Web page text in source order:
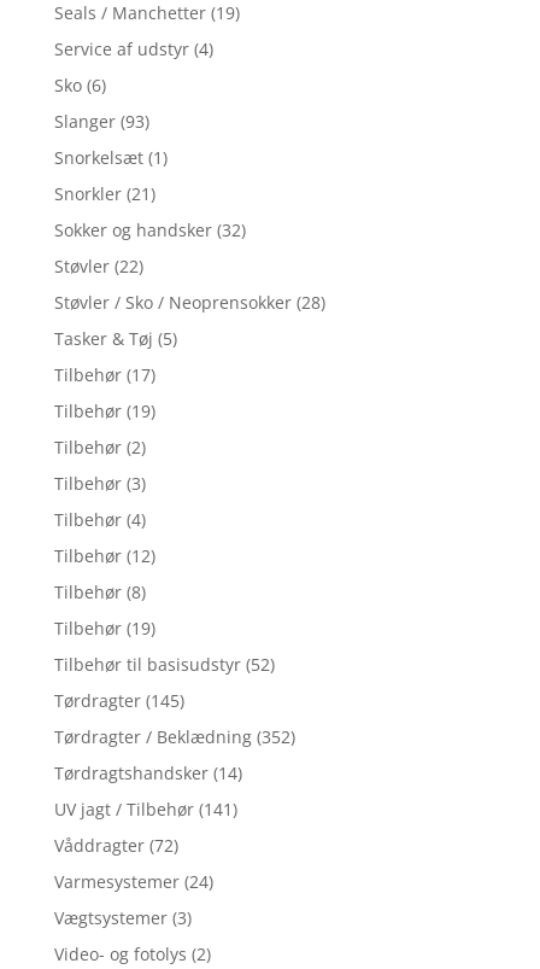
Seals / Manchetter (19)
Service af udstyr (4)
Sko (6)
Slanger (93)
Snorkelsæt (1)
Snorkler (21)
Sokker og handsker (32)
Støvler (22)
Støvler / Sko / Neoprensokker (28)
Tasker & Tøj (5)
Tilbehør (17)
Tilbehør (19)
Tilbehør (2)
Tilbehør (3)
Tilbehør (4)
Tilbehør (12)
Tilbehør (8)
Tilbehør (19)
Tilbehør til basisudstyr (52)
Tørdragter (145)
Tørdragter / Beklædning (352)
Tørdragtshandsker (14)
UV jagt / Tilbehør (141)
Våddragter (72)
Varmesystemer (24)
Vægtsystemer (3)
Video- og fotolys (2)